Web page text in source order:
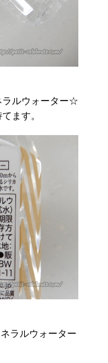
ラルウォーター☆
ます。
ラルウォーター